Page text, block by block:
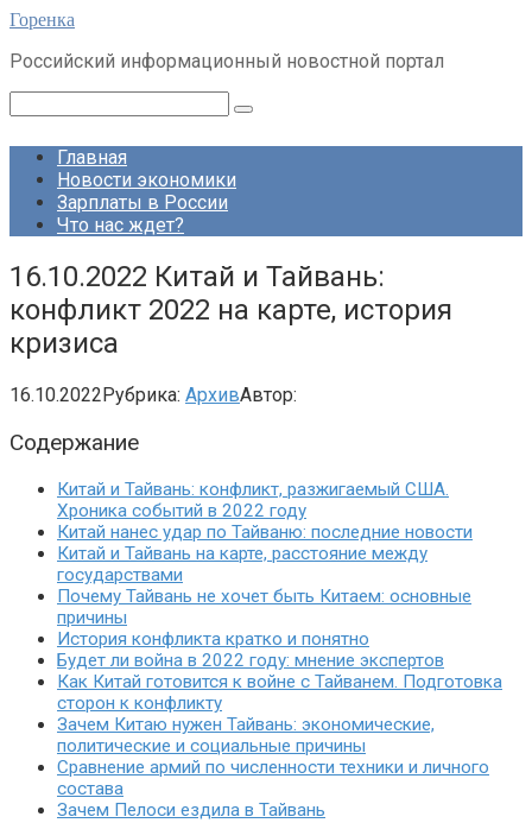
Перейти
контенту
Горенка
Российский информационный новостной портал
Главная
Новости экономики
Зарплаты в России
Что нас ждет?
16.10.2022 Китай и Тайвань:
конфликт 2022 на карте, история
кризиса
16.10.2022Рубрика: АрхивАвтор:
Содержание
Китай и Тайвань: конфликт, разжигаемый США.
Хроника событий в 2022 году
Китай нанес удар по Тайваню: последние новости
Китай и Тайвань на карте, расстояние между
государствами
Почему Тайвань не хочет быть Китаем: основные
причины
История конфликта кратко и понятно
Будет ли война в 2022 году: мнение экспертов
Как Китай готовится к войне с Тайванем. Подготовка
сторон к конфликту
Зачем Китаю нужен Тайвань: экономические,
политические и социальные причины
Сравнение армий по численности техники и личного
состава
Зачем Пелоси ездила в Тайвань